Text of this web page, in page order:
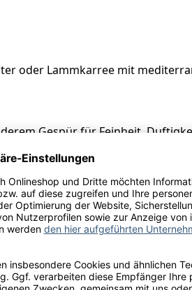
oder Lammkarree mit
Gespür für Feinheit,
d`Issan, Chem. de la